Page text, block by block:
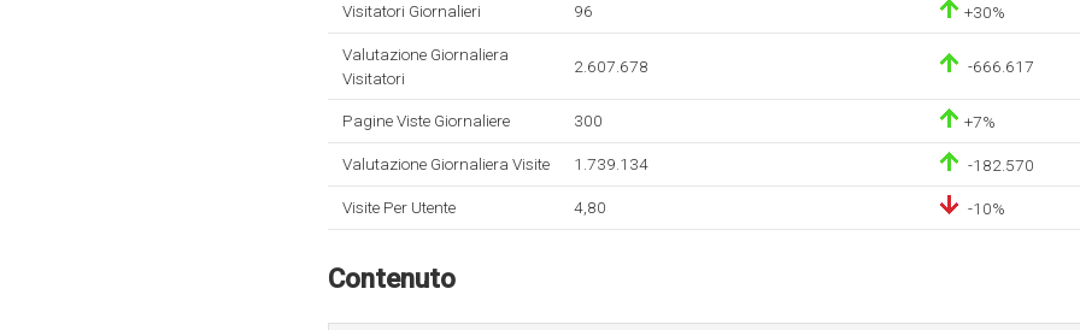
Visitatori Giornalieri 96 +30%
Valutazione Giornaliera
Visitatori
2.607.678 -666.617
Pagine Viste Giornaliere 300 +7%
Valutazione Giornaliera Visite 1.739.134 -182.570
Visite Per Utente 4,80 -10%
Contenuto